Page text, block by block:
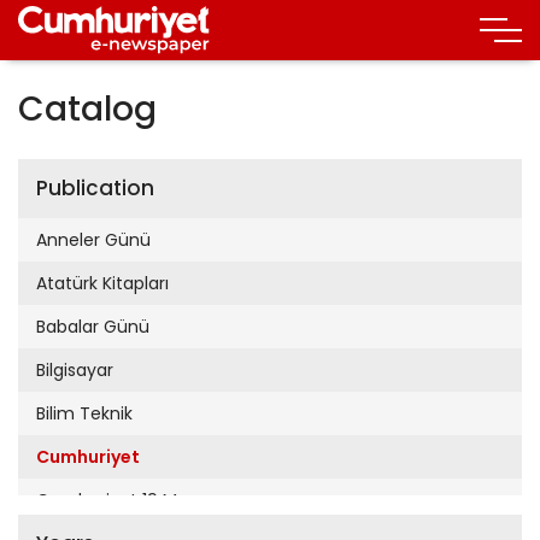
Catalog
Publication
Anneler Günü
Atatürk Kitapları
Babalar Günü
Bilgisayar
Bilim Teknik
Cumhuriyet
Cumhuriyet 19 Mayıs